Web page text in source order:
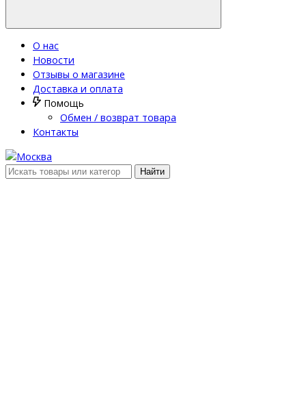
О нас
Новости
Отзывы о магазине
Доставка и оплата
Помощь
Обмен / возврат товара
Контакты
Найти